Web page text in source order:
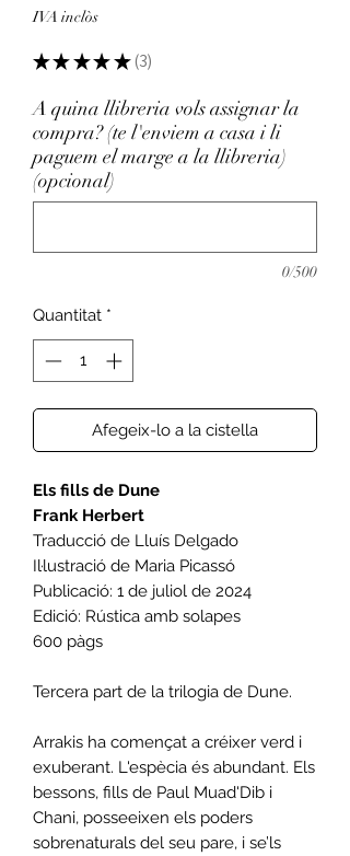
IVA inclòs
★ ★ ★ ★ ★ 3
3
A quina llibreria vols assignar la
compra? (te l'enviem a casa i li
paguem el marge a la llibreria)
(opcional)
0/500
Quantitat *
Afegeix-lo a la cistella
Els fills de Dune
Frank Herbert
Traducció de Lluís Delgado
Il·lustració de Maria Picassó
Publicació: 1 de juliol de 2024
Edició: Rústica amb solapes
600 pàgs
Tercera part de la trilogia de Dune.
Arrakis ha començat a créixer verd i
exuberant. L'espècia és abundant. Els
bessons, fills de Paul Muad'Dib i
Chani, posseeixen els poders
sobrenaturals del seu pare, i se’ls